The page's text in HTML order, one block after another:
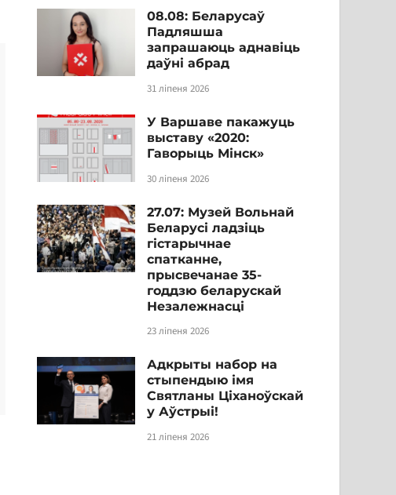
08.08: Беларусаў
Падляшша
запрашаюць аднавіць
даўні абрад
31 ліпеня 2026
У Варшаве пакажуць
выставу «2020:
Гаворыць Мінск»
30 ліпеня 2026
27.07: Музей Вольнай
Беларусі ладзіць
гістарычнае
спатканне,
прысвечанае 35-
годдзю беларускай
Незалежнасці
23 ліпеня 2026
Адкрыты набор на
стыпендыю імя
Святланы Ціханоўскай
у Аўстрыі!
21 ліпеня 2026